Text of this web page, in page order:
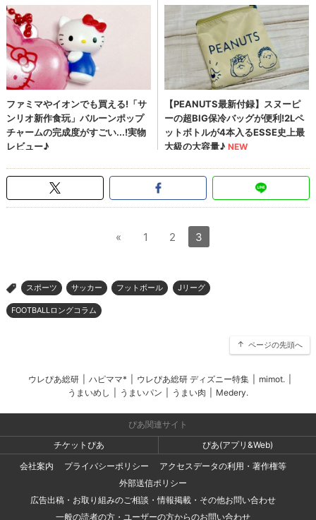
« 1 2 3
> スポーツ サッカー フットボール Jリーグ
FOOTBALLロングコラム
ページの先頭へ
ウレぴあ総研 ハピママ* ウレぴあ総研 ディズニー特集 mimot.
うまいめし
うまいパン うまい肉 Medery.
ぴあ関連サイト
チケットぴあ
ぴあ(アプリ&Web)
会社案内
プライバシーポリシー
アクセスデータの利用・著作権等
外部送信ポリシー
広告出稿・お取り組みのご相談・情報掲載・その他お問い合わせ
一般の読者の方・ユーザーの方からのお問い合わせ